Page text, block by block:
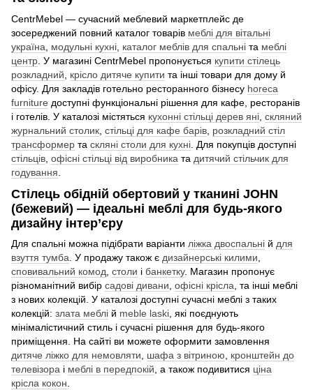
CentrMebel — сучасний меблевий маркетплейс де
зосереджений повний каталог товарів меблі для вітальні
україна
модульні кухні каталог меблів для спальні та меблі
центр . У магазині CentrMebel пропонується купити стілець
розкладний
крісло дитяче купити та інші товари для дому й
офісу. Для закладів готельно ресторанного бізнесу horeca
furniture доступні функціональні рішення для кафе, ресторанів
і готелів. У каталозі містяться кухонні стільці дерев яні скляний
журнальний столик стільці для кафе барів розкладний стіл
трансформер та скляні столи для кухні . Для покупців доступні
стільців офісні стільці від виробника та дитячий стільчик для
годування
Стілець обідній обертовий у тканині JOHN
(бежевий) — ідеальні меблі для будь-якого
дизайну інтер’єру
Для спальні можна підібрати варіанти ліжка двоспальні й для
взуття тумба. У продажу також є дизайнерські килими,
сповивальний комод, столи і банкетку. Магазин пропонує
різноманітний вибір садові дивани, офісні крісла, та інші меблі
з нових колекцій. У каталозі доступні сучасні меблі з таких
колекцій: злата меблі й meble laski, які поєднують
мінімалістичний стиль і сучасні рішення для будь-якого
приміщення. На сайті ви можете оформити замовлення
дитяче ліжко для немовляти, шафа з вітриною, кронштейн до
телевізора і меблі в передпокій, а також подивитися ціна
крісла кокон.